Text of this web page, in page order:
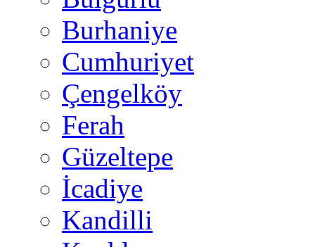
Burhaniye
Cumhuriyet
Çengelköy
Ferah
Güzeltepe
İcadiye
Kandilli